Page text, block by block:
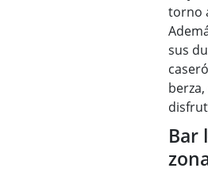
torno
sus
Bar